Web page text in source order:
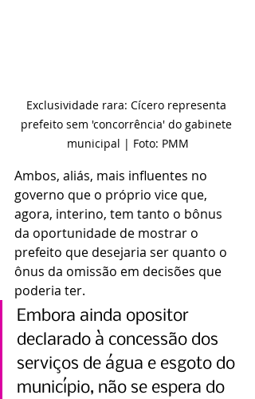
Exclusividade rara: Cícero representa
prefeito sem 'concorrência' do gabinete
municipal | Foto: PMM
Ambos, aliás, mais influentes no
governo que o próprio vice que,
agora, interino, tem tanto o bônus
da oportunidade de mostrar o
prefeito que desejaria ser quanto o
ônus da omissão em decisões que
poderia ter.
Embora ainda opositor
declarado à concessão dos
serviços de água e esgoto do
município, não se espera do